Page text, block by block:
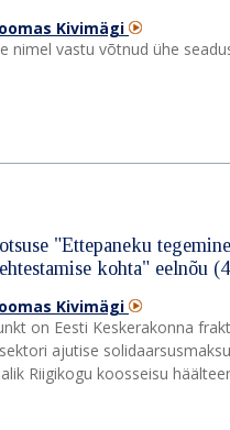
Kivimägi
nimel vastu võtnud ühe
"Ettepaneku
kohta" eelnõu
Kivimägi
on Eesti Keskerakonna
ajutise
Riigikogu koosseisu